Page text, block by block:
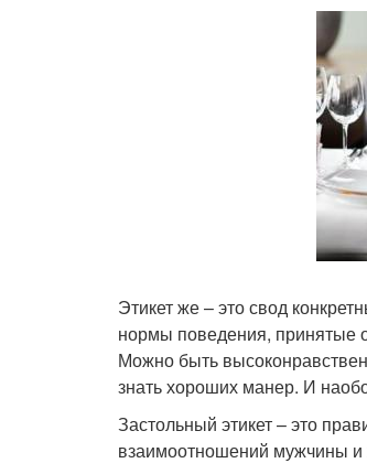
Этикет же – это свод
нормы поведения, принятые
Можно быть
знать хороших манер. И
Застольный этикет – это
взаимоотношений мужчины